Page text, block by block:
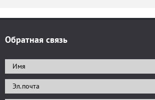
Обратная связь